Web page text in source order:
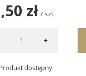
zł / szt.
dostępny